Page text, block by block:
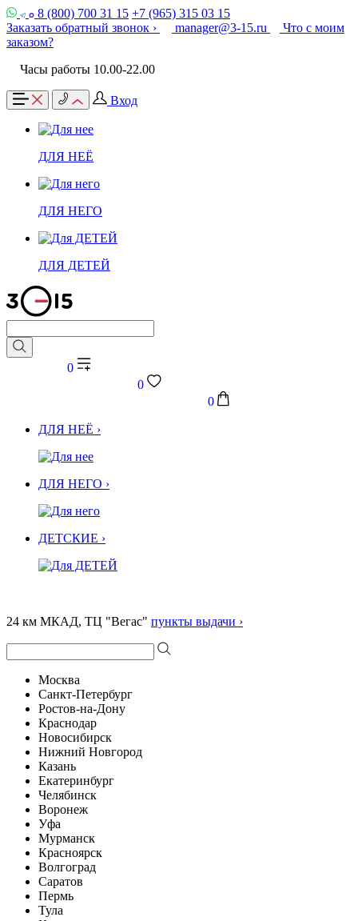
8 (800) 700 31 15 +7 (965) 315 03 15
Заказать обратный звонок ›
manager@3-15.ru
Что с моим
заказом?
Часы работы 10.00-22.00
Вход
ДЛЯ НЕЁ
ДЛЯ НЕГО
ДЛЯ ДЕТЕЙ
0
0
0
ДЛЯ НЕЁ ›
ДЛЯ НЕГО ›
ДЕТСКИЕ ›
24 км МКАД, ТЦ "Вегас" пункты выдачи ›
Москва
Санкт-Петербург
Ростов-на-Дону
Краснодар
Новосибирск
Нижний Новгород
Казань
Екатеринбург
Челябинск
Воронеж
Уфа
Мурманск
Красноярск
Волгоград
Саратов
Пермь
Тула